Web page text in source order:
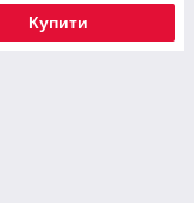
Купити